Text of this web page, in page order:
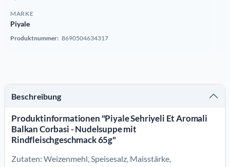
MARKE
Piyale
Produktnummer: 8690504634317
Beschreibung
Produktinformationen "Piyale Sehriyeli Et Aromali
Balkan Corbasi - Nudelsuppe mit
Rindfleischgeschmack 65g"
Zutaten: Weizenmehl, Speisesalz, Maisstärke,